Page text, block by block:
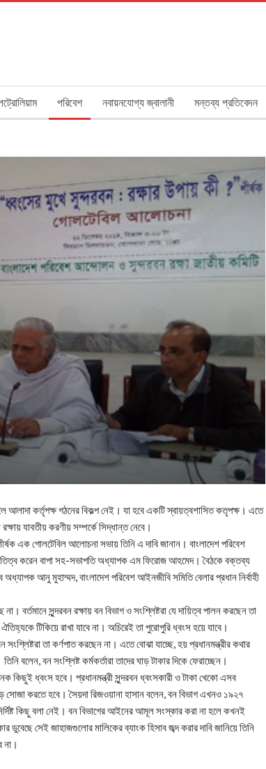
পরিবেশ নবায়নযোগ্য জ্বালানী মন্তব্য প্রতিবেদন
আলাদা কর্তৃপক্ষ গঠনের বিকল্প নেই। যা হবে একটি স্বায়ত্বশাসিত কতৃপক্ষ। এতে
যাবতীয় করণীয় সম্পর্কে সিদ্ধান্ত নেবে।
এক গোলটেবিল আলোচনা সভায় তিনি এ দাবি জানান। বাংলাদেশ পরিবেশ
করেন বাপা সহ-সভাপতি অধ্যাপক এম ফিরোজ আহমেদ। বৈঠকে বক্তব্য
আনু মুহাম্মদ, বাংলাদেশ পরিবেশ আইনজীবি সমিতি বেলার প্রধান নির্বাহী
বর্তমানে সুন্দরবন রক্ষায় বন বিভাগ ও সংশ্লিষ্টরা যে দায়িত্ব পালন করছেন তা
টিকিয়ে রাখা যাবে না। অচিরেই তা পুরোপুরি ধ্বংস হয়ে যাবে।
তা কর্ণপাত করছেন না। এতে বোঝা যাচ্ছে, হয় প্রধানমন্ত্রীর কথার
বলেন, বন সংশ্লিষ্ট কর্মকর্তারা তাদের ঘাড় টাকার দিকে ফেরাচ্ছেন।
কিছুই ধ্বংস হবে। প্রধানমন্ত্রী সুন্দরবন ধ্বংসকারী ও টাকা খেকো এসব
সোজা করতে হবে। সৈয়দা রিজওয়ানা হাসান বলেন, বন বিভাগ এখনও ১৯২৭
কিছু বলা নেই। বন বিভাগের আইনের আমূল সংস্কার করা না হলে কখনই
ডুবেছে সেই জাহাজগুলোর মালিকের ব্যাংক হিসাব জব্দ করার দাবি জানিয়ে তিনি
না।